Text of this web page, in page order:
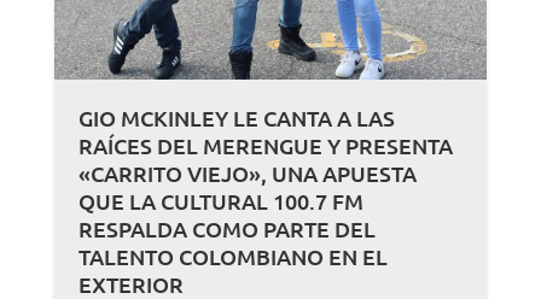
GIO MCKINLEY LE CANTA A LAS
RAÍCES DEL MERENGUE Y PRESENTA
«CARRITO VIEJO», UNA APUESTA
QUE LA CULTURAL 100.7 FM
RESPALDA COMO PARTE DEL
TALENTO COLOMBIANO EN EL
EXTERIOR